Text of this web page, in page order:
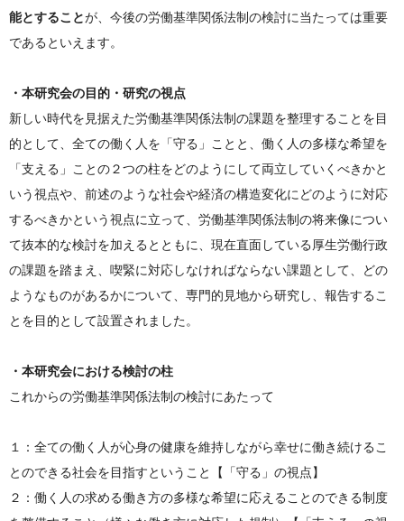
能とすることが、今後の労働基準関係法制の検討に当たっては重要
であるといえます。
・本研究会の目的・研究の視点
新しい時代を見据えた労働基準関係法制の課題を整理することを目
的として、全ての働く人を「守る」ことと、働く人の多様な希望を
「支える」ことの２つの柱をどのようにして両立していくべきかと
いう視点や、前述のような社会や経済の構造変化にどのように対応
するべきかという視点に立って、労働基準関係法制の将来像につい
て抜本的な検討を加えるとともに、現在直面している厚生労働行政
の課題を踏まえ、喫緊に対応しなければならない課題として、どの
ようなものがあるかについて、専門的見地から研究し、報告するこ
とを目的として設置されました。
・本研究会における検討の柱
これからの労働基準関係法制の検討にあたって
１：全ての働く人が心身の健康を維持しながら幸せに働き続けるこ
とのできる社会を目指すということ【「守る」の視点】
２：働く人の求める働き方の多様な希望に応えることのできる制度